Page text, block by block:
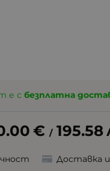
е с безплатна
€ / 195.58
Доставка